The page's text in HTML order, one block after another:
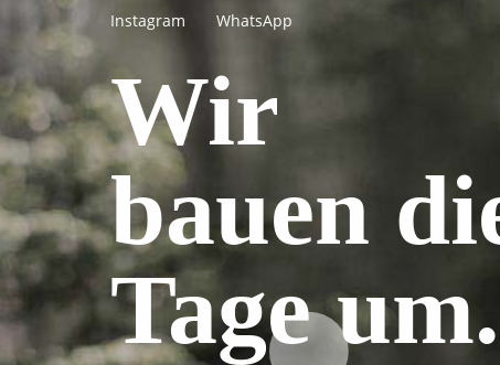
Instagram WhatsApp
Wir
bauen
Tage